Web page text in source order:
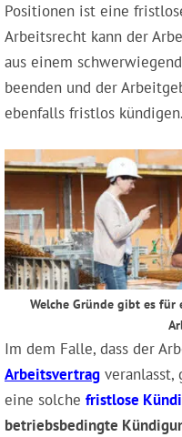
Positionen ist eine
Arbeitsrecht kann der
aus einem
beenden und der
ebenfalls fristlos kündigen.
Welche Gründe gibt es
Im dem Falle, dass der
Arbeitsvertrag veranlasst,
eine solche fristlose
betriebsbedingte